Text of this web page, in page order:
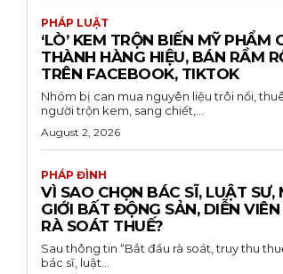
PHÁP LUẬT
‘LÒ’ KEM TRỘN BIẾN MỸ PHẨM
THÀNH HÀNG HIỆU, BÁN RẦM
TRÊN FACEBOOK, TIKTOK
Nhóm bị can mua nguyên liệu trôi nổi,
người trộn kem, sang chiết,...
August 2, 2026
PHÁP ĐÌNH
VÌ SAO CHỌN BÁC SĨ, LUẬT SƯ,
GIỚI BẤT ĐỘNG SẢN, DIỄN
RÀ SOÁT THUẾ?
Sau thông tin “Bắt đầu rà soát, truy thu
bác sĩ, luật...